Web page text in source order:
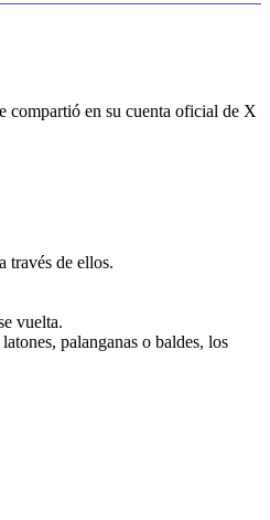
compartió en su cuenta oficial de X
través de ellos.
vuelta.
palanganas o baldes, los